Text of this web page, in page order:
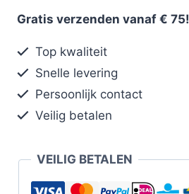
Gratis verzenden vanaf € 75!
Top kwaliteit
Snelle levering
Persoonlijk contact
Veilig betalen
VEILIG BETALEN